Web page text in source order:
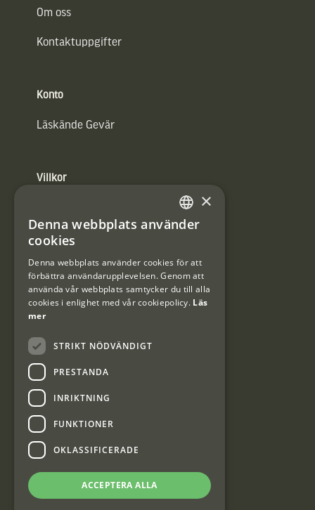
Om oss
Kontaktuppgifter
Konto
Läskände Gevär
Villkor
Användarvillkor
#Interjaktfamily
Kundklubb
Information om kundklubben.
Interjakt SE
Interjakt Sweden AB, Årjäng
SWEDISH
×
Denna webbplats använder
cookies
Denna webbplats använder cookies för att
förbättra användarupplevelsen. Genom att
använda vår webbplats samtycker du till alla
cookies i enlighet med vår cookiepolicy. Läs
mer
STRIKT NÖDVÄNDIGT
PRESTANDA
INRIKTNING
FUNKTIONER
OKLASSIFICERADE
ACCEPTERA ALLA